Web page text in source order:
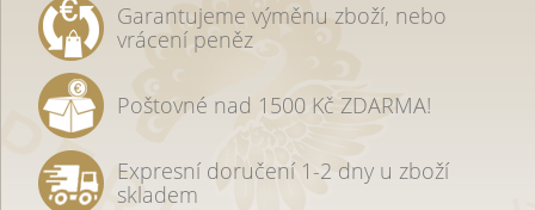
Garantujeme výměnu zboží, nebo
vrácení peněz
Poštovné nad 1500 Kč ZDARMA!
Expresní doručení 1-2 dny u zboží
skladem